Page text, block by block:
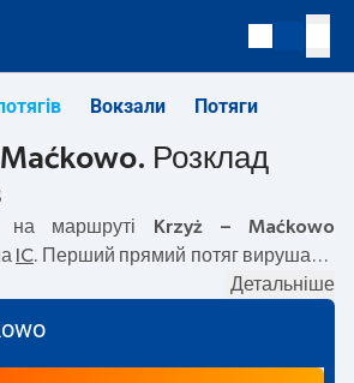
Вокзали Потяги
Maćkowo. Розклад
на маршруті
Krzyż – Maćkowo
IC
. Перший прямий потяг вирушає о
Krzyż–Maćkowoне курсують
Детальніше